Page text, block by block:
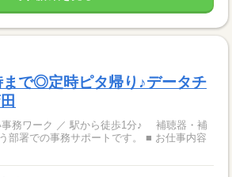
まで◎定時ピタ帰り♪データチ
ら徒歩1分♪ 補聴器・補
の事務サポートです。 ■ お仕事内容